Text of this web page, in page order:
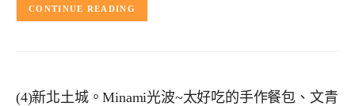
CONTINUE READING
(4)新北土城。Minami光波~太好吃的手作餐包、文青